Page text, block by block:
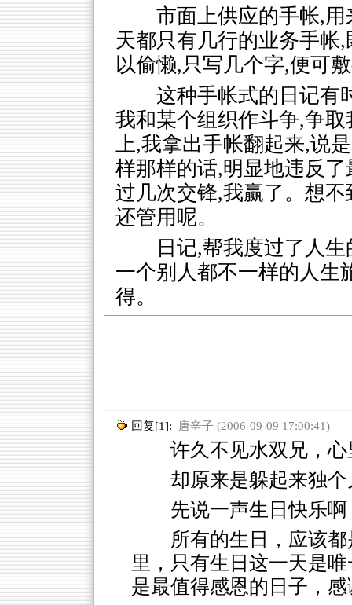
市面上供应的手帐,
天都只有几行的业务手帐
以偷懒,只写几个字,便可
这种手帐式的日记有
我和某个组织作斗争,争
上,我拿出手帐翻起来,说
样那样的话,明显地违反
过几次交锋,我赢了。想
还管用呢。
日记,帮我度过了人
一个别人都不一样的人生
得。
回复[1]: 唐辛子 (2006-09-09 17:00:41)
许久不见水双兄，心
却原来是躲起来独
先说一声生日快乐
所有的生日，应该
里，只有生日这一天是
是最值得感恩的日子，